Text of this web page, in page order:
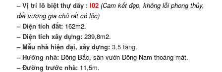
– Vị trí lô biệt thự dãy : I02 (Cam kết đẹp, không lỗi phong thủy,
đất vượng gia chủ rất có lộc)
– Diện tích đất:162m2.
– Diện tích xây dựng:239,8m2.
– Mẫu nhà hiện đại, xây dựng: 3,5 tầng.
– Hướng nhà:Đông Bắc, sân vườn Đông Nam thoáng mát.
– Đường trước nhà:11,5m.